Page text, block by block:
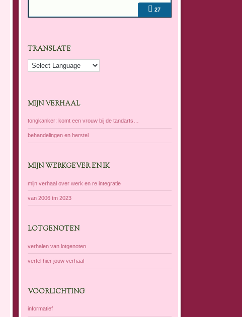
27
TRANSLATE
MIJN VERHAAL
tongkanker: komt een vrouw bij de tandarts…
behandelingen en herstel
MIJN WERKGEVER EN IK
mijn verhaal over werk en re integratie
van 2006 tm 2023
LOTGENOTEN
verhalen van lotgenoten
vertel hier jouw verhaal
VOORLICHTING
informatief